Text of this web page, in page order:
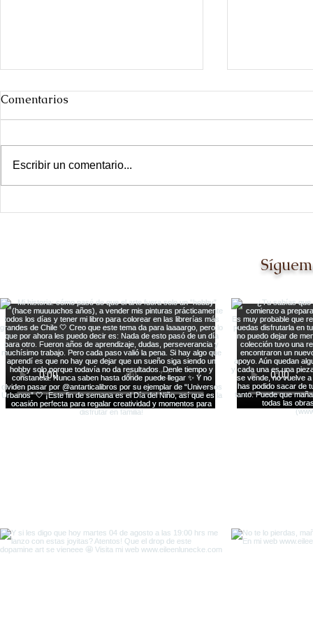
Comentarios
Escribir un comentario...